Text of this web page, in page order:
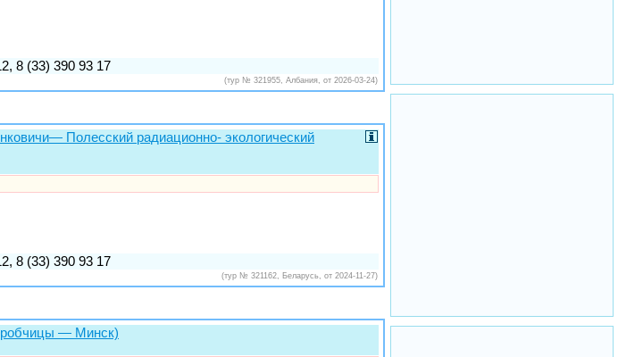
8 (33) 390 93 17
(тур № 321955, Албания, от 2026-03-24)
Полесский радиационно- экологический
8 (33) 390 93 17
(тур № 321162, Беларусь, от 2024-11-27)
— Минск)